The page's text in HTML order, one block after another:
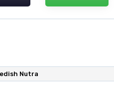
Nutra